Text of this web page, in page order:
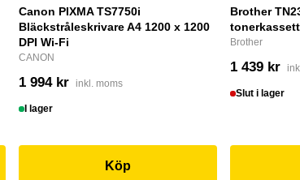
Canon PIXMA TS7750i
Bläckstråleskrivare A4 1200 x 1200
DPI Wi-Fi
CANON
1 994 kr inkl. moms
I lager
Köp
Brother
tonerkassett
Brother
1 439 kr
Slut i lager